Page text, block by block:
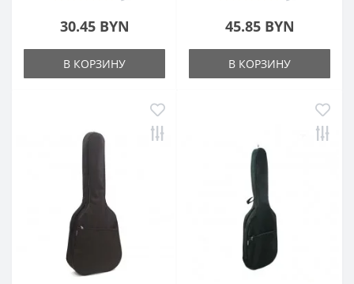
30.45 BYN
В КОРЗИНУ
45.85 BYN
В КОРЗИНУ